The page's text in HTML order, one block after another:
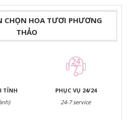
CHỌN HOA TƯƠI PHƯƠNG
THẢO
TỈNH
PHỤC VỤ 24/24
24-7 service